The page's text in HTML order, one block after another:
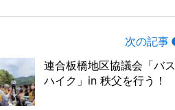
次の記事
連合板橋地区協議会「バス
ハイク」in 秩父を行う！